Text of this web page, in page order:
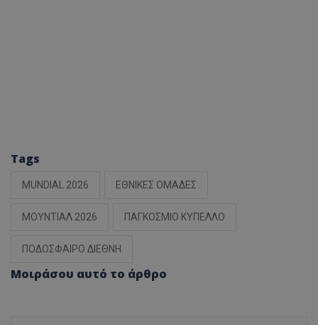
Tags
MUNDIAL 2026 ΕΘΝΙΚΕΣ ΟΜΑΔΕΣ
ΜΟΥΝΤΙΑΛ 2026 ΠΑΓΚΟΣΜΙΟ ΚΥΠΕΛΛΟ
ΠΟΔΟΣΦΑΙΡΟ ΔΙΕΘΝΗ
Μοιράσου αυτό το άρθρο